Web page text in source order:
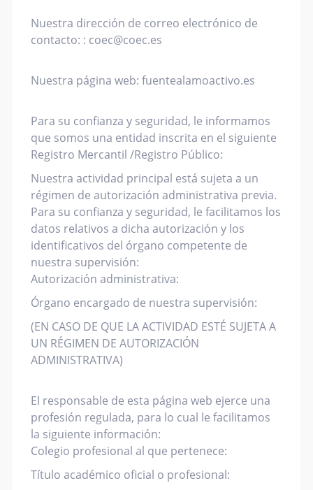
Nuestra dirección de correo electrónico de
contacto: : coec@coec.es
Nuestra página web: fuentealamoactivo.es
Para su confianza y seguridad, le informamos
que somos una entidad inscrita en el siguiente
Registro Mercantil /Registro Público:
Nuestra actividad principal está sujeta a un
régimen de autorización administrativa previa.
Para su confianza y seguridad, le facilitamos los
datos relativos a dicha autorización y los
identificativos del órgano competente de
nuestra supervisión:
Autorización administrativa:
Órgano encargado de nuestra supervisión:
(EN CASO DE QUE LA ACTIVIDAD ESTÉ SUJETA A
UN RÉGIMEN DE AUTORIZACIÓN
ADMINISTRATIVA)
El responsable de esta página web ejerce una
profesión regulada, para lo cual le facilitamos
la siguiente información:
Colegio profesional al que pertenece:
Título académico oficial o profesional: